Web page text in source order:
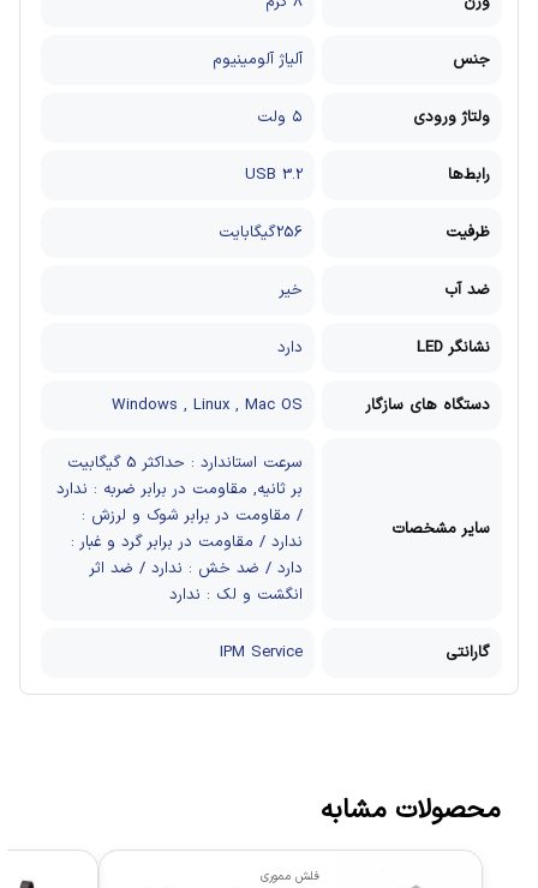
جنس آلیاژ آلومینیوم
ولتاژ ورودی ۵ ولت
رابط‌ها USB 3.2
ظرفیت 256گیگابایت
ضد آب خیر
نشانگر LED دارد
دستگاه های سازگار Windows , Linux , Mac OS
سایر مشخصات
سرعت استاندارد : حداکثر 5 گیگابیت
بر ثانیه, مقاومت در برابر ضربه : ندارد
/ مقاومت در برابر شوک و لرزش :
ندارد / مقاومت در برابر گرد و غبار :
دارد / ضد خش : ندارد / ضد اثر
انگشت و لک : ندارد
گارانتی IPM Service
محصولات مشابه
فلش مموری